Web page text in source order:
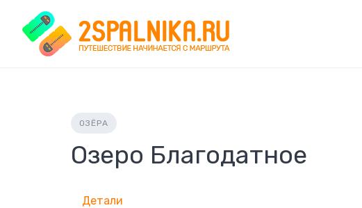
content
ОЗЁРА
Озеро Благодатное
Детали